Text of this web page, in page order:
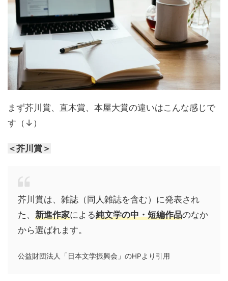
まず芥川賞、直木賞、本屋大賞の違いはこんな感じで
す（↓）
＜芥川賞＞
芥川賞は、雑誌（同人雑誌を含む）に発表され
た、 新進作家による純文学の中・短編作品のなか
から選ばれます。
公益財団法人「日本文学振興会」のHPより引用